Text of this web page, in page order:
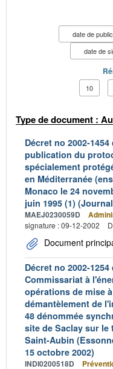
date de
date de
10
Type de document :
Décret no 2002-
publication du
spécialement
en Méditerranée
Monaco le 24
juin 1995 (1)
MAEJ0230059D
signature : 09-12-2002
Document
Décret no 2002-
Commissariat à
opérations de mise
démantèlement de
48 dénommée
site de Saclay sur
Saint-Aubin
15 octobre 2002)
INDI0200518D